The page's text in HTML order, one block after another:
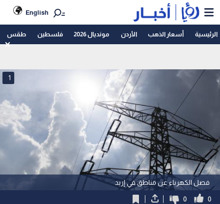
English
الرئيسية أسعار الذهب الأردن مونديال 2026 فلسطين طقس
فصل الكهرباء عن مناطق في إربد
1
0
0